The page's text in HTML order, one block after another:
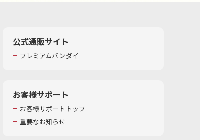
公式通販サイト
プレミアムバンダイ
お客様サポート
お客様サポートトップ
重要なお知らせ